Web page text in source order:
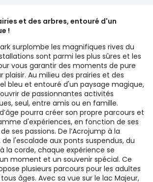
et des arbres, entouré d'un
!
surplombe les magnifiques rives du
sont parmi les plus sûres et les
vous garantir des moments de pure
Au milieu des prairies et des
bleu et entouré d'un paysage magique,
de passionnantes activités
seul, entre amis ou en famille.
pourra créer son propre parcours et
d'expériences, en fonction de ses
ses passions. De l’Acrojump à la
l'escalade aux ponts suspendus, du
la corde, chaque expérience se
moment et un souvenir spécial. Ce
plusieurs parcours pour les adultes
âges. Avec sa vue sur le lac Majeur,